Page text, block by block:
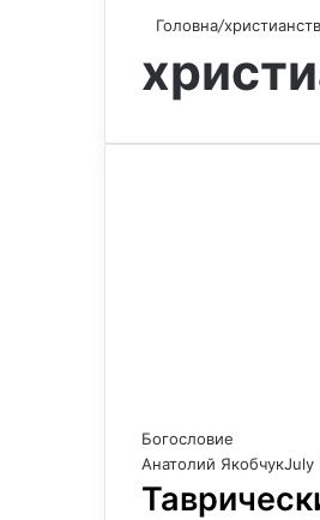
Головна/
Богословие
Анатолий ЯкобчукJuly